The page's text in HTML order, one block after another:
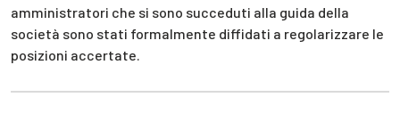
amministratori che si sono succeduti alla guida della
società sono stati formalmente diffidati a regolarizzare le
posizioni accertate.